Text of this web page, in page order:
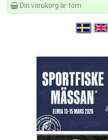
Din varukorg är tom.